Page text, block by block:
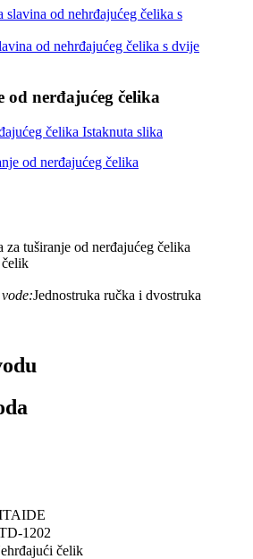
od nehrđajućeg čelika s dvije
od nerđajućeg čelika
za tuširanje od nerđajućeg čelika
Jednostruka ručka i dvostruka
1202
čelik